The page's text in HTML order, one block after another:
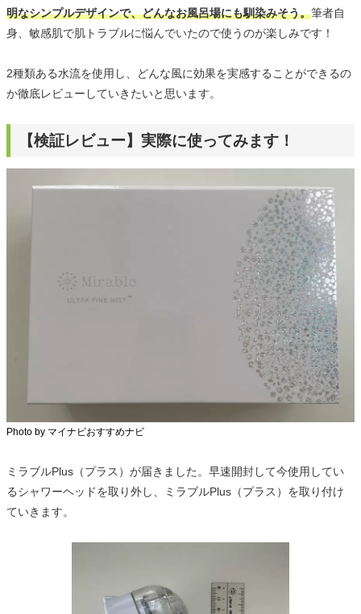
明なシンプルデザインで、どんなお風呂場にも馴染みそう。筆者自
身、敏感肌で肌トラブルに悩んでいたので使うのが楽しみです！
2種類ある水流を使用し、どんな風に効果を実感することができるの
か徹底レビューしていきたいと思います。
【検証レビュー】実際に使ってみます！
Photo by マイナビおすすめナビ
ミラブルPlus（プラス）が届きました。早速開封して今使用してい
るシャワーヘッドを取り外し、ミラブルPlus（プラス）を取り付け
ていきます。